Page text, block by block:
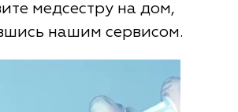
медсестру на дом,
нашим сервисом.